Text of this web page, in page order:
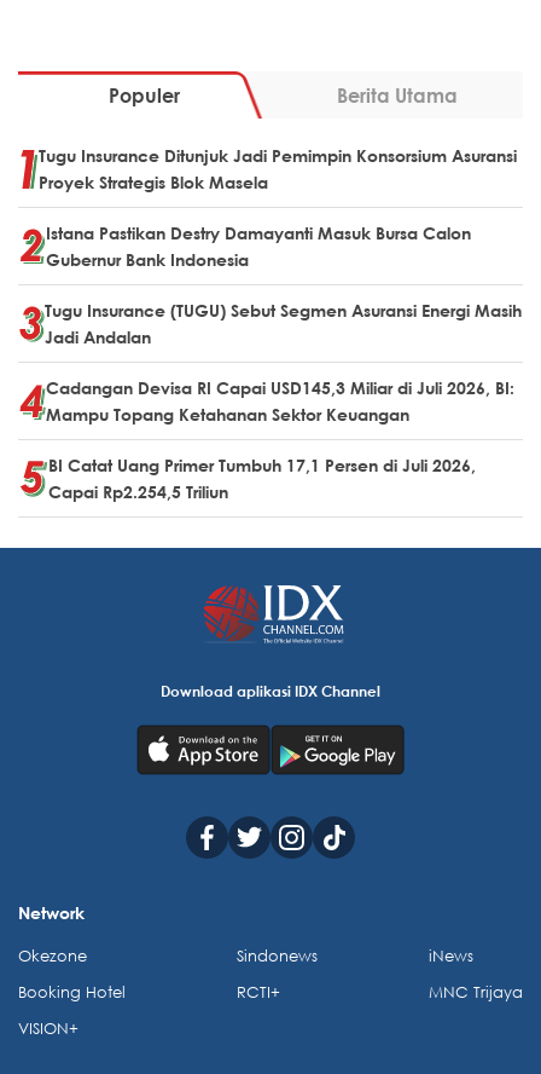
Populer Berita Utama
Tugu Insurance Ditunjuk Jadi Pemimpin Konsorsium Asuransi
Proyek Strategis Blok Masela
Istana Pastikan Destry Damayanti Masuk Bursa Calon
Gubernur Bank Indonesia
Tugu Insurance (TUGU) Sebut Segmen Asuransi Energi Masih
Jadi Andalan
Cadangan Devisa RI Capai USD145,3 Miliar di Juli 2026, BI:
Mampu Topang Ketahanan Sektor Keuangan
BI Catat Uang Primer Tumbuh 17,1 Persen di Juli 2026,
Capai Rp2.254,5 Triliun
Download aplikasi IDX Channel
Network
Okezone
Booking Hotel
VISION+
Sindonews
RCTI+
iNews
MNC Trijaya